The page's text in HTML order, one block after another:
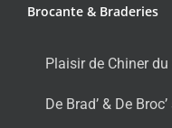
Brocante & Braderies
Plaisir de Chiner
De Brad’ & De